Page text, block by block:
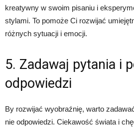
kreatywny w swoim pisaniu i
stylami. To pomoże Ci rozwijać
różnych sytuacji i emocji.
5. Zadawaj pytania i
odpowiedzi
By rozwijać wyobraźnię, warto
nie odpowiedzi. Ciekawość świata i